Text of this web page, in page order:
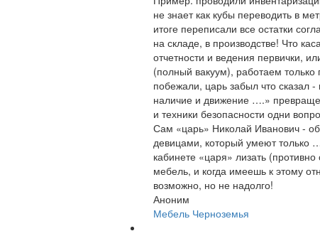
не знает как кубы переводить в
итоге переписали все остатки
на складе, в производстве! Что
отчетности и ведения первички,
(полный вакуум), работаем
побежали, царь забыл что сказал
наличие и движение ….»
и техники безопасности одни
Сам «царь» Николай Иванович -
девицами, который умеют только
кабинете «царя» лизать
мебель, и когда имеешь к этому
возможно, но не надолго!
Аноним
Мебель Черноземья